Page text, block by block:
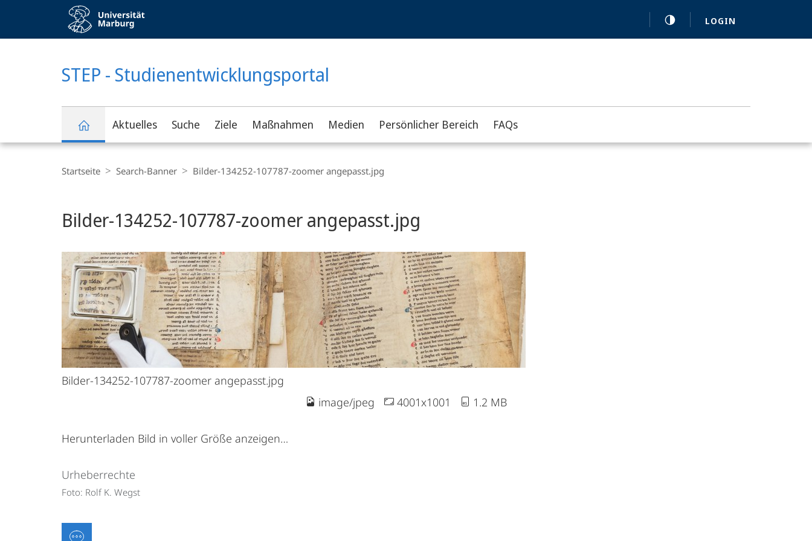
KONTRASTREICHE VERSION LOGIN
STEP - Studienentwicklungsportal
Aktuelles Suche Ziele Maßnahmen Medien Persönlicher Bereich FAQs
Navigation
Startseite Search-Banner Bilder-134252-107787-zoomer angepasst.jpg
Bilder-134252-107787-zoomer angepasst.jpg
Bilder-134252-107787-zoomer angepasst.jpg
image/jpeg
4001x1001 1.2 MB
Herunterladen Bild in voller Größe anzeigen…
Urheberrechte
Foto: Rolf K. Wegst